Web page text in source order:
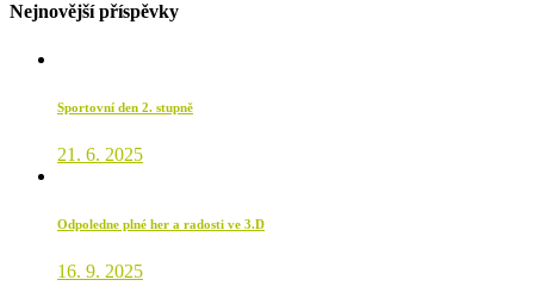
Nejnovější příspěvky
Sportovní den 2. stupně
21. 6. 2025
Odpoledne plné her a radosti ve 3.D
16. 9. 2025